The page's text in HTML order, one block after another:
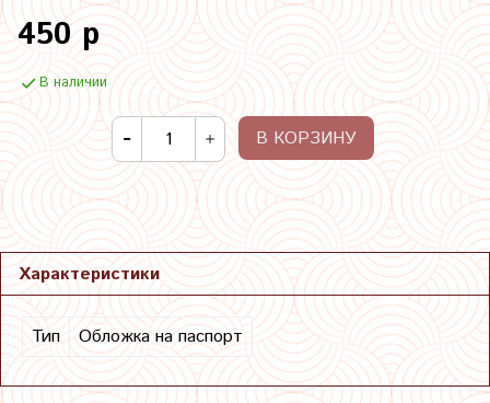
450 р
В наличии
В КОРЗИНУ
Характеристики
Тип Обложка на паспорт